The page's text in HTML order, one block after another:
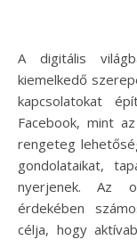
A digitális világban a közösségi média platformok
kiemelkedő
kapcsolatokat
Facebook, mint
rengeteg
gondolataikat,
nyerjenek. Az
érdekében
célja, hogy